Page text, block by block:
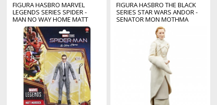
FIGURA HASBRO MARVEL
LEGENDS SERIES SPIDER -
MAN NO WAY HOME MATT
MURDOCK
FIGURA HASBRO THE BLACK
SERIES STAR WARS ANDOR -
SENATOR MON MOTHMA